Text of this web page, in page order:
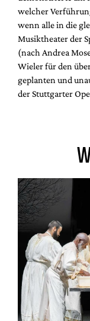
welcher
wenn alle in die
Musiktheater der
(nach Andrea
Wieler für den
geplanten und
der Stuttgarter